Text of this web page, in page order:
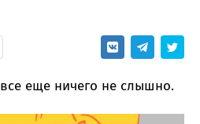
еще ничего не слышно.